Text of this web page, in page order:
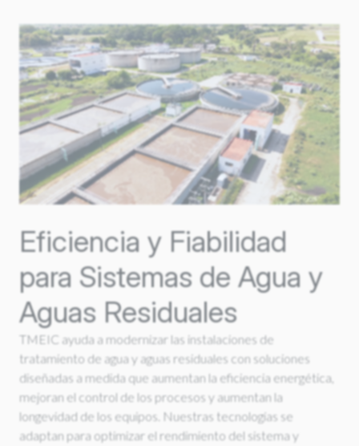
Eficiencia y Fiabilidad
para Sistemas de Agua y
Aguas Residuales
TMEIC ayuda a modernizar las instalaciones de
tratamiento de agua y aguas residuales con soluciones
diseñadas a medida que aumentan la eficiencia energética,
mejoran el control de los procesos y aumentan la
longevidad de los equipos. Nuestras tecnologías se
adaptan para optimizar el rendimiento del sistema y